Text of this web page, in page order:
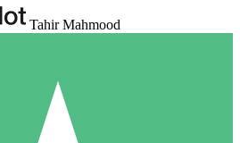
Tahir Mahmood